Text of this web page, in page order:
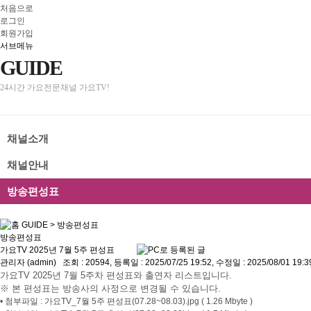
처음으로
로그인
회원가입
서브메뉴
GUIDE
24시간 가요전문채널 가요TV!
채널소개
채널안내
방송편성표
GUIDE > 방송편성표
방송편성표
가요TV 2025년 7월 5주 편성표
관리자 (admin) 조회 : 20594, 등록일 : 2025/07/25 19:52, 수정일 : 2025/08/01
가요TV 2025년 7월 5주차 편성표와 출연자 리스트입니다.
※ 본 편성표는 방송사의 사정으로 변경될 수 있습니다.
• 첨부파일 : 가요TV_7월 5주 편성표(07.28~08.03).jpg ( 1.26 Mbyte )